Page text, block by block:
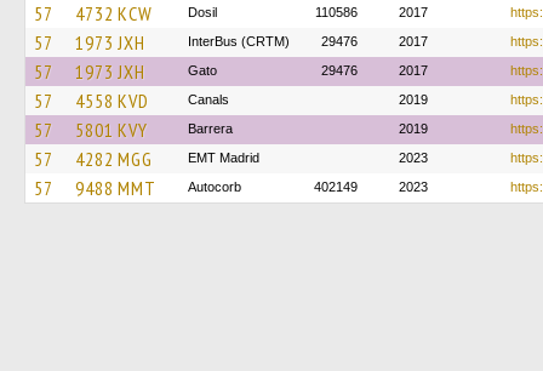
57 4732 KCW Dosil 110586 2017
57 1973 JXH InterBus (CRTM) 29476 2017
57 1973 JXH Gato 29476 2017
57 4558 KVD Canals 2019
57 5801 KVY Barrera 2019
57 4282 MGG EMT Madrid 2023
57 9488 MMT Autocorb 402149 2023